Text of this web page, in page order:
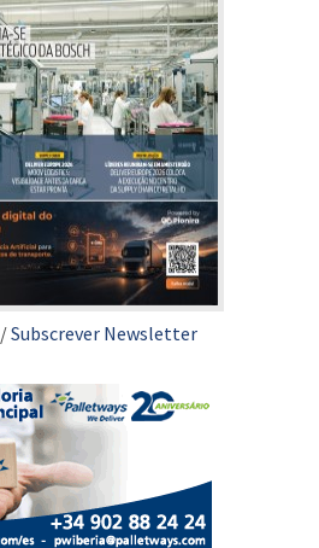
/Subscrever Newsletter